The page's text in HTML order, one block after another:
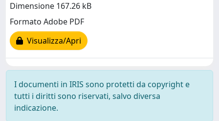
Dimensione 167.26 kB
Formato Adobe PDF
Visualizza/Apri
I documenti in IRIS sono protetti da copyright e
tutti i diritti sono riservati, salvo diversa
indicazione.